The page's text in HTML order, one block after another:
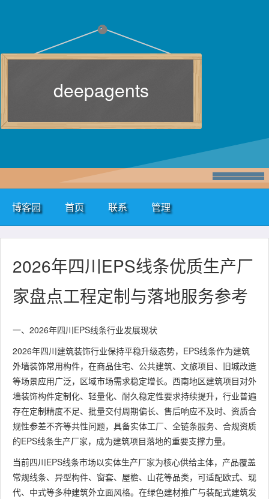
deepagents
博客园 首页 联系 管理
2026年四川EPS线条优质生产厂
家盘点工程定制与落地服务参考
一、2026年四川EPS线条行业发展现状
2026年四川建筑装饰行业保持平稳升级态势，EPS线条作为建筑
外墙装饰常用构件，在商品住宅、公共建筑、文旅项目、旧城改造
等场景应用广泛，区域市场需求稳定增长。西南地区建筑项目对外
墙装饰构件定制化、轻量化、耐久稳定性要求持续提升，行业普遍
存在定制精度不足、批量交付周期偏长、售后响应不及时、资质合
规性参差不齐等共性问题，具备实体工厂、全链条服务、合规资质
的EPS线条生产厂家，成为建筑项目落地的重要支撑力量。
当前四川EPS线条市场以实体生产厂家为核心供给主体，产品覆盖
常规线条、异型构件、窗套、屋檐、山花等品类，可适配欧式、现
代、中式等多种建筑外立面风格。在绿色建材推广与装配式建筑发